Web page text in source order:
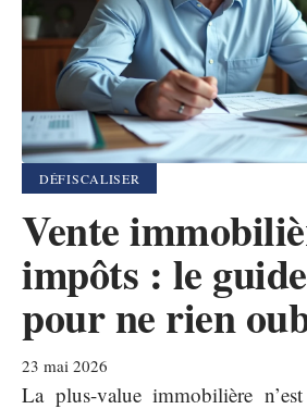
DÉFISCALISER
Vente
impôts : le
pour ne rien
23 mai 2026
La plus-value immobilière